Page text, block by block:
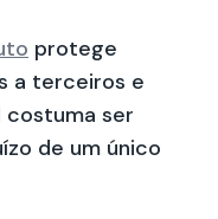
protege
a terceiros e
costuma ser
de um único